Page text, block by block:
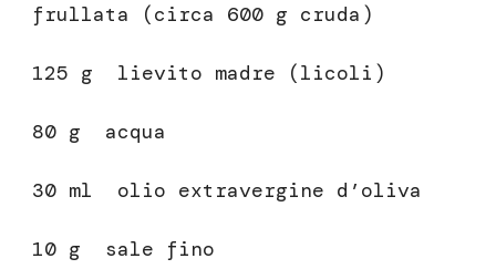
frullata (circa 600 g cruda)
125 g lievito madre (licoli)
80 g acqua
30 ml olio extravergine d’oliva
10 g sale fino